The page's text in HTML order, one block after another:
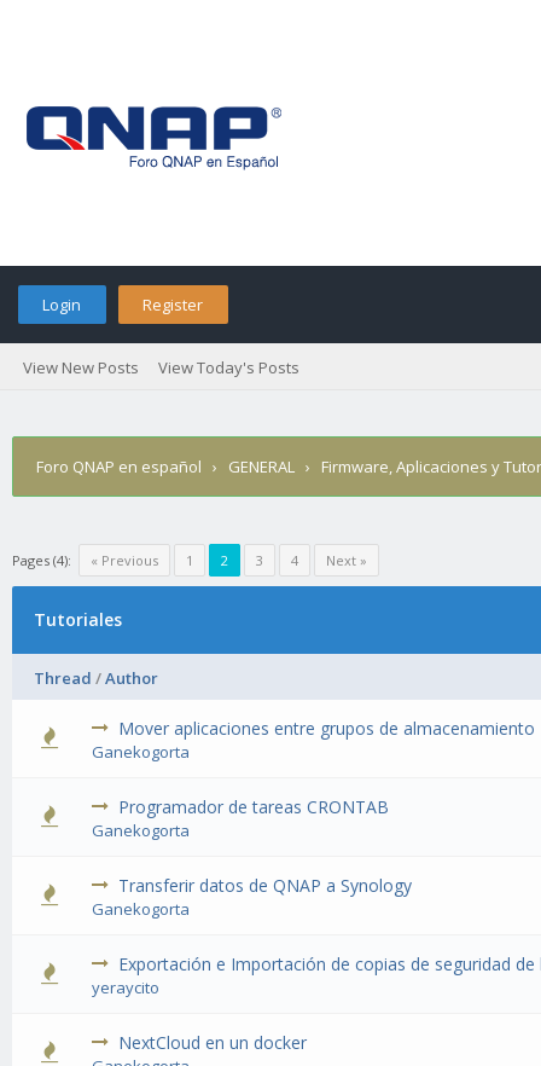
Login Register
View New Posts View Today's Posts
Foro QNAP en español › GENERAL › Firmware, Aplicaciones y
Pages (4): « Previous 1 2 3 4 Next »
Tutoriales
Thread /Author
Mover aplicaciones entre grupos de almacenamiento
Ganekogorta
Programador de tareas CRONTAB
Ganekogorta
Transferir datos de QNAP a Synology
Ganekogorta
Exportación e Importación de copias de seguridad
yeraycito
NextCloud en un docker